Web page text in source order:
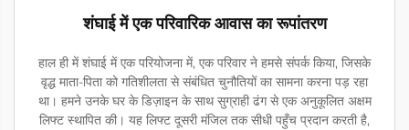
शंघाई में एक परिवारिक आवास का रूपांतरण
हाल ही में शंघाई में एक परियोजना में, एक परिवार ने हमसे संपर्क किया, जिसके
वृद्ध माता-पिता को गतिशीलता से संबंधित चुनौतियों का सामना करना पड़ रहा
था। हमने उनके घर के डिज़ाइन के साथ सुग्राही ढंग से एक अनुकूलित अक्षम
लिफ्ट स्थापित की। यह लिफ्ट दूसरी मंजिल तक सीधी पहुँच प्रदान करती है,